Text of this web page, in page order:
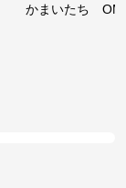
かまいたち